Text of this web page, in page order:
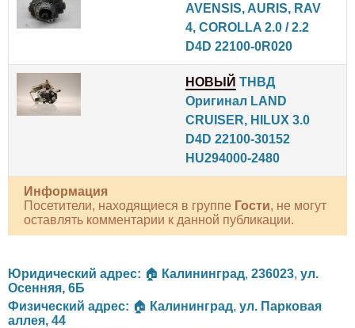
AVENSIS, AURIS, RAV
4, COROLLA 2.0 / 2.2
D4D 22100-0R020
НОВЫЙ ТНВД
Оригинал LAND
CRUISER, HILUX 3.0
D4D 22100-30152
HU294000-2480
Информация
Посетители, находящиеся в группе Гости, не могут
оставлять комментарии к данной публикации.
Юридический адрес: 🏠 Калининград, 236023, ул.
Осенняя, 6Б
Физический адрес: 🏠 Калининград, ул. Парковая
аллея, 44